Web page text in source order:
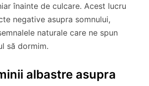
înainte de culcare. Acest lucru
negative asupra somnului,
naturale care ne spun
să dormim.
albastre asupra